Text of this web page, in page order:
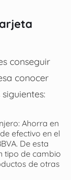
conseguir
conocer
Ahorra en
efectivo en el
De esta
tipo de cambio
de otras